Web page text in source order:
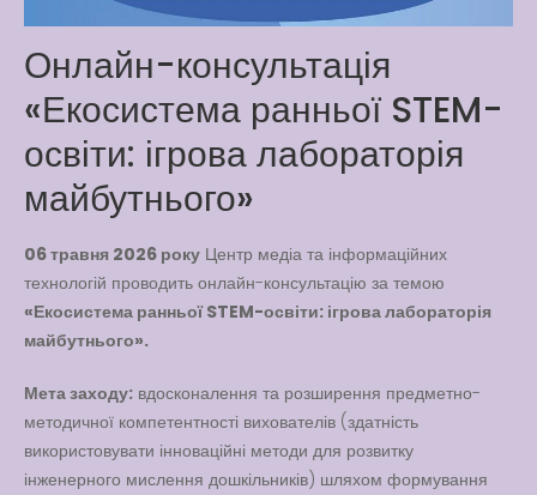
Latter match class
New Friends Everyday at
Kiddie
Онлайн-консультація
«Екосистема ранньої STEM-
освіти: ігрова лабораторія
майбутнього»
06 травня 2026 року Центр медіа та інформаційних
технологій проводить онлайн-консультацію за темою
«Екосистема ранньої STEM-освіти: ігрова лабораторія
майбутнього».
Мета заходу: вдосконалення та розширення предметно-
методичної компетентності вихователів (здатність
використовувати інноваційні методи для розвитку
інженерного мислення дошкільників) шляхом формування